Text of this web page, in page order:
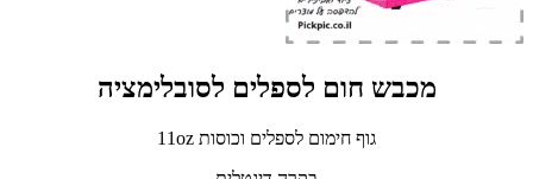
מכבש חום לספלים לסובלימציה
גוף חימום לספלים וכוסות 11oz